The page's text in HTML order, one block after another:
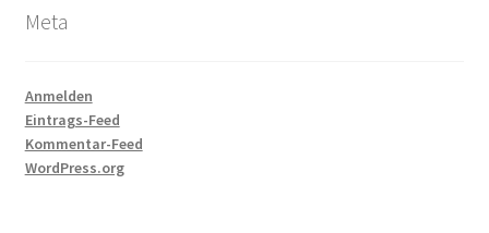
Meta
Anmelden
Eintrags-Feed
Kommentar-Feed
WordPress.org